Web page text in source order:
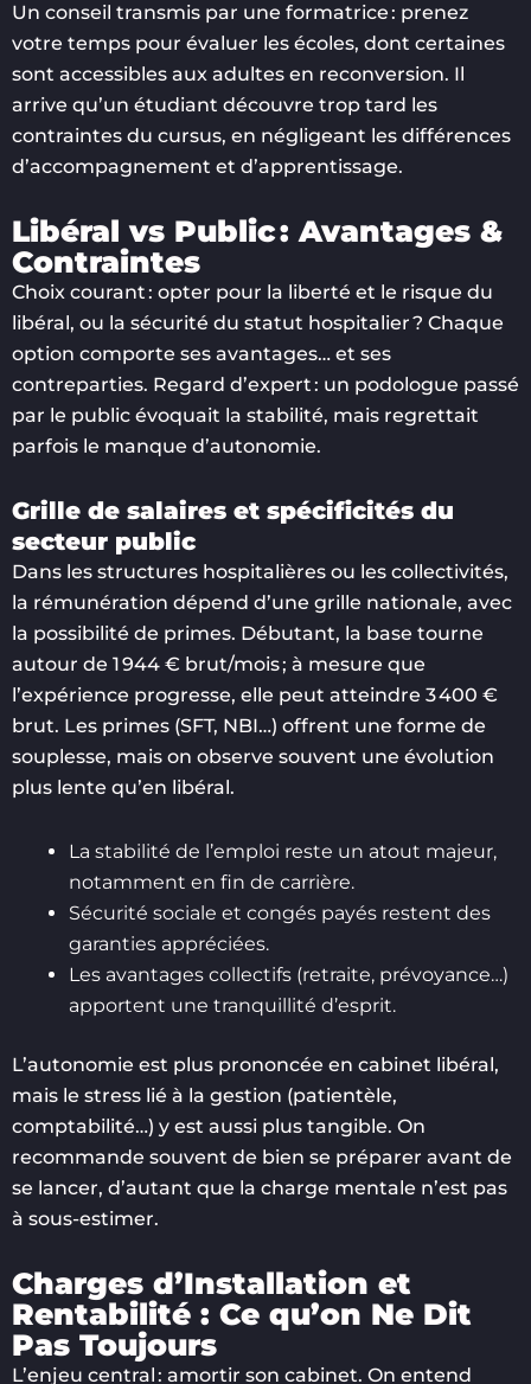
Un conseil transmis par une formatrice : prenez
votre temps pour évaluer les écoles, dont certaines
sont accessibles aux adultes en reconversion. Il
arrive qu’un étudiant découvre trop tard les
contraintes du cursus, en négligeant les différences
d’accompagnement et d’apprentissage.
Libéral vs Public : Avantages &
Contraintes
Choix courant : opter pour la liberté et le risque du
libéral, ou la sécurité du statut hospitalier ? Chaque
option comporte ses avantages… et ses
contreparties. Regard d’expert : un podologue passé
par le public évoquait la stabilité, mais regrettait
parfois le manque d’autonomie.
Grille de salaires et spécificités du
secteur public
Dans les structures hospitalières ou les collectivités,
la rémunération dépend d’une grille nationale, avec
la possibilité de primes. Débutant, la base tourne
autour de 1 944 € brut/mois ; à mesure que
l’expérience progresse, elle peut atteindre 3 400 €
brut. Les primes (SFT, NBI…) offrent une forme de
souplesse, mais on observe souvent une évolution
plus lente qu’en libéral.
La stabilité de l’emploi reste un atout majeur,
notamment en fin de carrière.
Sécurité sociale et congés payés restent des
garanties appréciées.
Les avantages collectifs (retraite, prévoyance…)
apportent une tranquillité d’esprit.
L’autonomie est plus prononcée en cabinet libéral,
mais le stress lié à la gestion (patientèle,
comptabilité…) y est aussi plus tangible. On
recommande souvent de bien se préparer avant de
se lancer, d’autant que la charge mentale n’est pas
à sous-estimer.
Charges d’Installation et
Rentabilité : Ce qu’on Ne Dit
Pas Toujours
L’enjeu central : amortir son cabinet. On entend